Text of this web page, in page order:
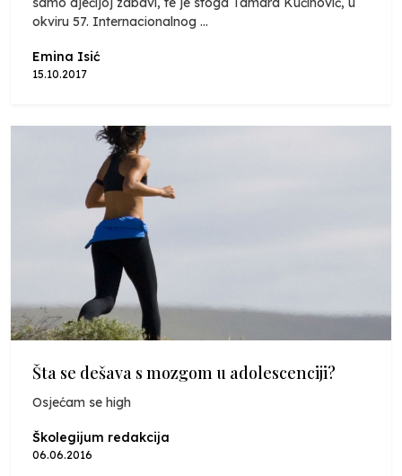
okviru 57. Internacionalnog ...
Emina Isić
15.10.2017
Šta se dešava s mozgom u adolescenciji?
Osjećam se high
Školegijum redakcija
06.06.2016